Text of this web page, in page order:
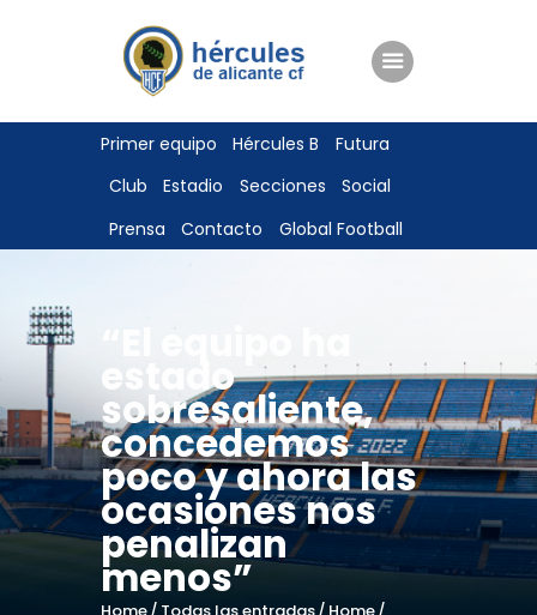
Primer equipo Hércules B
Futura
Club
Estadio Secciones
Social
Prensa
Contacto Global Football
“El equipo ha
estado
sobresaliente,
concedemos
poco y ahora las
ocasiones nos
penalizan
menos”
ENTRADAS
TIENDA
HÉRCULESCF100